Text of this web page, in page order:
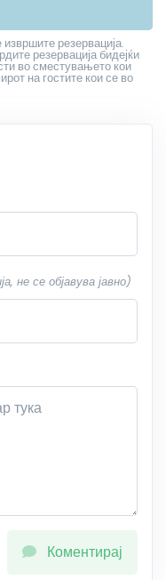
извршите резервација.
резервација бидејќи
во сместувањето кои
на гостите кои се во
не се објавува јавно)
Коментирај